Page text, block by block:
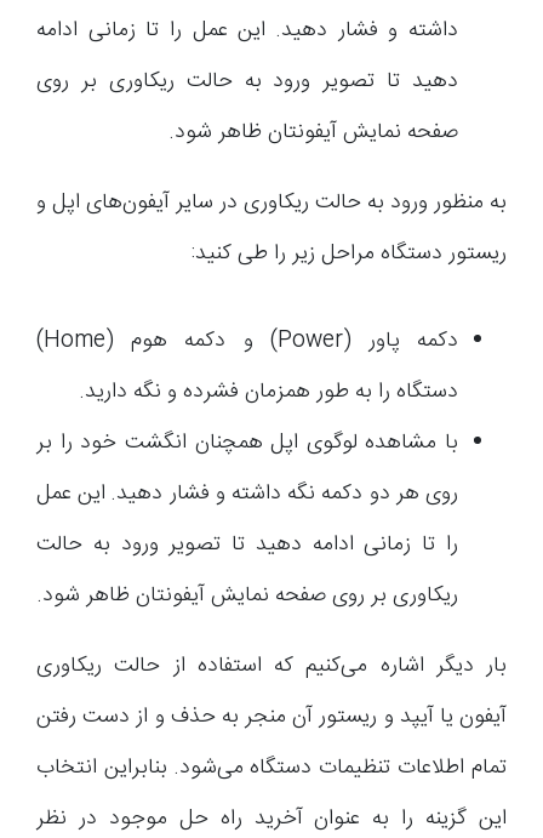
داشته و فشار دهید. این عمل را تا زمانی ادامه
دهید تا تصویر ورود به حالت ریکاوری بر روی
صفحه نمایش آیفونتان ظاهر شود.
به منظور ورود به حالت ریکاوری در سایر آیفون‌های اپل و
ریستور دستگاه مراحل زیر را طی کنید:
دکمه پاور (Power) و دکمه هوم (Home)
دستگاه را به طور همزمان فشرده و نگه دارید.
با مشاهده لوگوی اپل همچنان انگشت خود را بر
روی هر دو دکمه نگه داشته و فشار دهید. این عمل
را تا زمانی ادامه دهید تا تصویر ورود به حالت
ریکاوری بر روی صفحه نمایش آیفونتان ظاهر شود.
بار دیگر اشاره می‌کنیم که استفاده از حالت ریکاوری
آیفون یا آیپد و ریستور آن منجر به حذف و از دست رفتن
تمام اطلاعات تنظیمات دستگاه می‌شود. بنابراین انتخاب
این گزینه را به عنوان آخرید راه حل موجود در نظر